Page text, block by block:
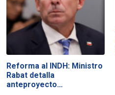
Reforma al INDH: Ministro
Rabat detalla
anteproyecto…